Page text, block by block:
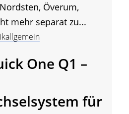
Överum,
mehr separat zu...
One Q1 –
für